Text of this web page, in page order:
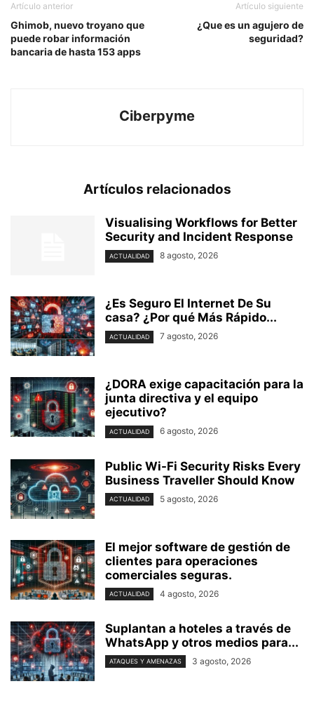
Artículo anterior
Ghimob, nuevo troyano que
puede robar información
bancaria de hasta 153 apps
Artículo siguiente
¿Que es un agujero de
seguridad?
Ciberpyme
Artículos relacionados
Visualising Workflows for Better
Security and Incident Response
ACTUALIDAD 8 agosto, 2026
¿Es Seguro El Internet De Su
casa? ⁢¿Por qué Más Rápido...
ACTUALIDAD 7 agosto, 2026
¿DORA exige capacitación para la
junta directiva y el equipo
ejecutivo?
ACTUALIDAD 6 agosto, 2026
Public Wi-Fi Security Risks Every
Business Traveller Should Know
ACTUALIDAD 5 agosto, 2026
El mejor software de gestión de
clientes para operaciones
comerciales seguras.
ACTUALIDAD 4 agosto, 2026
Suplantan a hoteles a través de
WhatsApp y otros medios para...
ATAQUES Y AMENAZAS 3 agosto, 2026